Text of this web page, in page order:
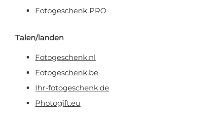
Fotogeschenk PRO
Talen/landen
Fotogeschenk.nl
Fotogeschenk.be
Ihr-fotogeschenk.de
Photogift.eu